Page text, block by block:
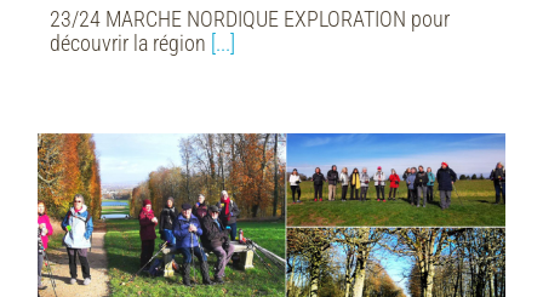
23/24 MARCHE NORDIQUE EXPLORATION pour
découvrir la région [...]